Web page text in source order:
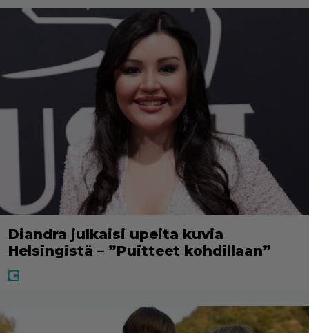
Diandra julkaisi upeita kuvia
Helsingistä – ”Puitteet kohdillaan”